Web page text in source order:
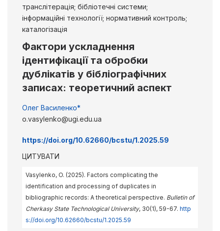
транслітерація; бібліотечні системи;
інформаційні технології; нормативний контроль;
каталогізація
Фактори ускладнення
ідентифікації та обробки
дублікатів у бібліографічних
записах: теоретичний аспект
Олег Василенко*
o.vasylenko@ugi.edu.ua
https://doi.org/10.62660/bcstu/1.2025.59
ЦИТУВАТИ
Vasylenko, O. (2025). Factors complicating the
identification and processing of duplicates in
bibliographic records: A theoretical perspective. Bulletin of
Cherkasy State Technological University, 30(1), 59-67. http
s://doi.org/10.62660/bcstu/1.2025.59